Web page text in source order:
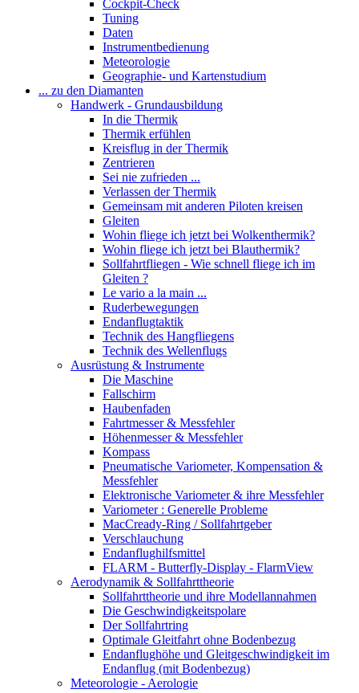
Cockpit-Check
Tuning
Daten
Instrumentbedienung
Meteorologie
Geographie- und Kartenstudium
... zu den Diamanten
Handwerk - Grundausbildung
In die Thermik
Thermik erfühlen
Kreisflug in der Thermik
Zentrieren
Sei nie zufrieden ...
Verlassen der Thermik
Gemeinsam mit anderen Piloten kreisen
Gleiten
Wohin fliege ich jetzt bei Wolkenthermik?
Wohin fliege ich jetzt bei Blauthermik?
Sollfahrtfliegen - Wie schnell fliege ich im
Gleiten ?
Le vario a la main ...
Ruderbewegungen
Endanflugtaktik
Technik des Hangfliegens
Technik des Wellenflugs
Ausrüstung & Instrumente
Die Maschine
Fallschirm
Haubenfaden
Fahrtmesser & Messfehler
Höhenmesser & Messfehler
Kompass
Pneumatische Variometer, Kompensation &
Messfehler
Elektronische Variometer & ihre Messfehler
Variometer : Generelle Probleme
MacCready-Ring / Sollfahrtgeber
Verschlauchung
Endanflughilfsmittel
FLARM - Butterfly-Display - FlarmView
Aerodynamik & Sollfahrttheorie
Sollfahrttheorie und ihre Modellannahmen
Die Geschwindigkeitspolare
Der Sollfahrtring
Optimale Gleitfahrt ohne Bodenbezug
Endanflughöhe und Gleitgeschwindigkeit im
Endanflug (mit Bodenbezug)
Meteorologie - Aerologie